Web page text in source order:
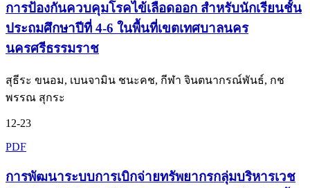
การป้องกันควบคุมโรคไข้เลือดออก สำหรับนักเรียนชั้น
ประถมศึกษาปีที่ 4-6 ในพื้นที่เขตเทศบาลนคร
นครศรีธรรมราช
สุธีระ ขนอม, เบนจามิน ชนะคช, กีฬา จินตนากรณ์พันธ์, กช
พรรณ สุกระ
12-23
PDF
การพัฒนาระบบการเบิกจ่ายทรัพยากรกลุ่มบริหารเวช